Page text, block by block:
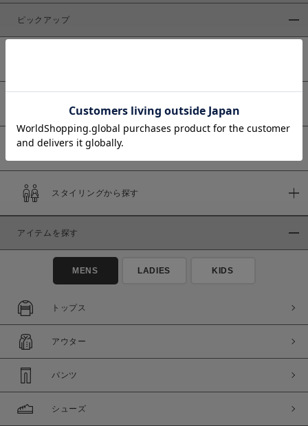
商品タイプ
通常商品
セール価格
在庫
在庫あり
ピックアップ
予約商品
スタイリングから探す
アイテムを探す
MENS LADIES KIDS
トップス
アウター
パンツ
シューズ